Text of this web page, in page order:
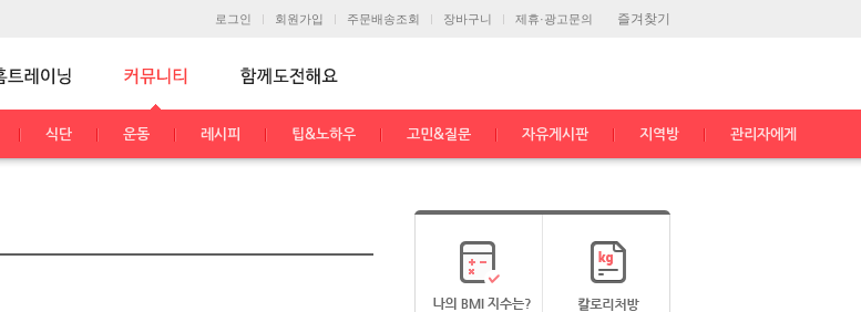
즐겨찾기
로그인 회원가입 주문배송조회 장바구니 제휴·광고문의
식단 운동 레시피 팁&노하우 고민&질문 자유게시판 지역방 관리자에게